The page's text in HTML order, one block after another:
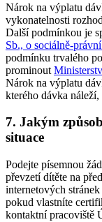
Nárok na výplatu
vykonatelnosti
Další podmínkou je
Sb., o sociálně-
podmínku trvalého
prominout
Nárok na výplatu
kterého dávka
7. Jakým
situace
Podejte písemnou
převzetí dítěte na
internetových
pokud vlastníte
kontaktní pracoviště